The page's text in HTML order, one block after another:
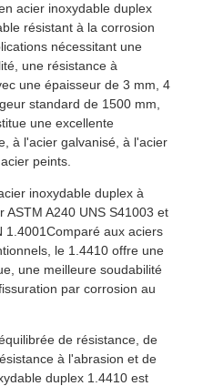
acier inoxydable duplex
résistant à la corrosion
nécessitant une
une résistance à
une épaisseur de 3 mm, 4
standard de 1500 mm,
une excellente
à l'acier galvanisé, à l'acier
peints.
inoxydable duplex à
A240 UNS S41003 et
1.4001Comparé aux aciers
le 1.4410 offre une
une meilleure soudabilité
par corrosion au
de résistance, de
à l'abrasion et de
duplex 1.4410 est